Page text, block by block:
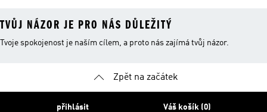
TVŮJ NÁZOR JE PRO NÁS DŮLEŽITÝ
Tvoje spokojenost je naším cílem, a proto nás zajímá tvůj názor.
Zpět na začátek
přihlásit Váš košík (0)